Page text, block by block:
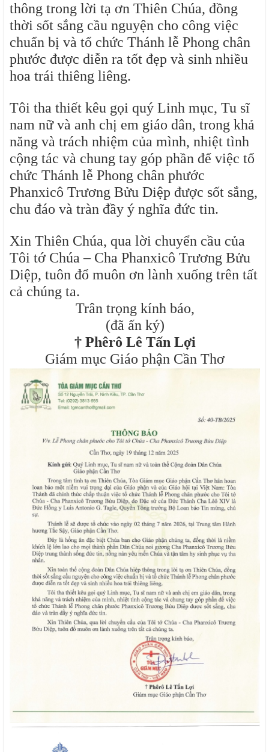
thông trong lời tạ ơn Thiên Chúa, đồng
thời sốt sắng cầu nguyện cho công việc
chuẩn bị và tổ chức Thánh lễ Phong chân
phước được diễn ra tốt đẹp và sinh nhiều
hoa trái thiêng liêng.
Tôi tha thiết kêu gọi quý Linh mục, Tu sĩ
nam nữ và anh chị em giáo dân, trong khả
năng và trách nhiệm của mình, nhiệt tình
cộng tác và chung tay góp phần để việc tổ
chức Thánh lễ Phong chân phước
Phanxicô Trương Bửu Diệp được sốt sắng,
chu đáo và tràn đầy ý nghĩa đức tin.
Xin Thiên Chúa, qua lời chuyển cầu của
Tôi tớ Chúa – Cha Phanxicô Trương Bửu
Diệp, tuôn đổ muôn ơn lành xuống trên tất
cả chúng ta.
Trân trọng kính báo,
(đã ấn ký)
† Phêrô Lê Tấn Lợi
Giám mục Giáo phận Cần Thơ